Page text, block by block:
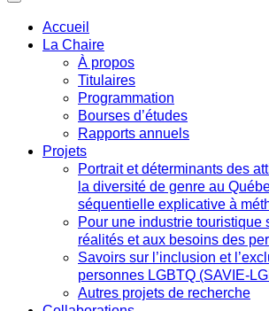
Accueil
La Chaire
À propos
Titulaires
Programmation
Bourses d’études
Rapports annuels
Projets
Portrait et déterminants des
la diversité de genre au
séquentielle explicative à
Pour une industrie touristique
réalités et aux besoins des
Savoirs sur l’inclusion et
personnes LGBTQ (SAVIE-
Autres projets de recherche